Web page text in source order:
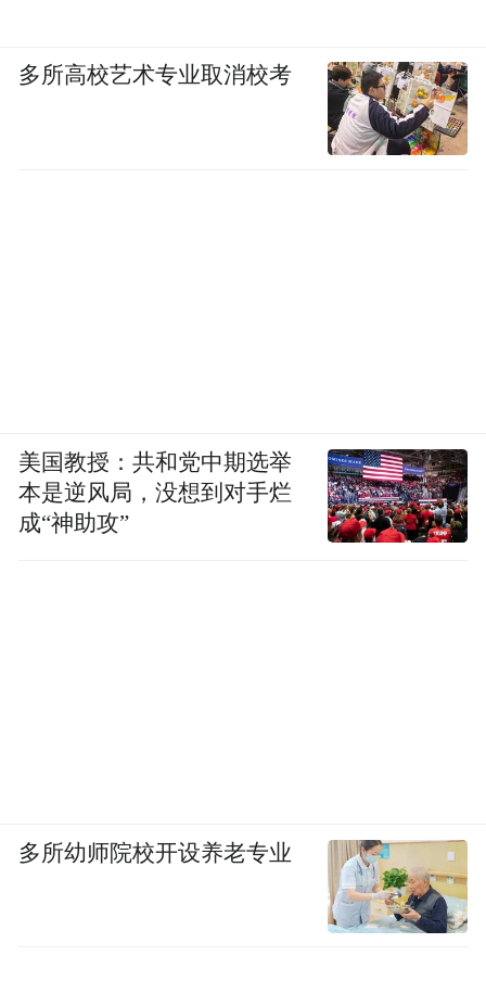
多所高校艺术专业取消校考
美国教授：共和党中期选举
本是逆风局，没想到对手烂
成“神助攻”
多所幼师院校开设养老专业